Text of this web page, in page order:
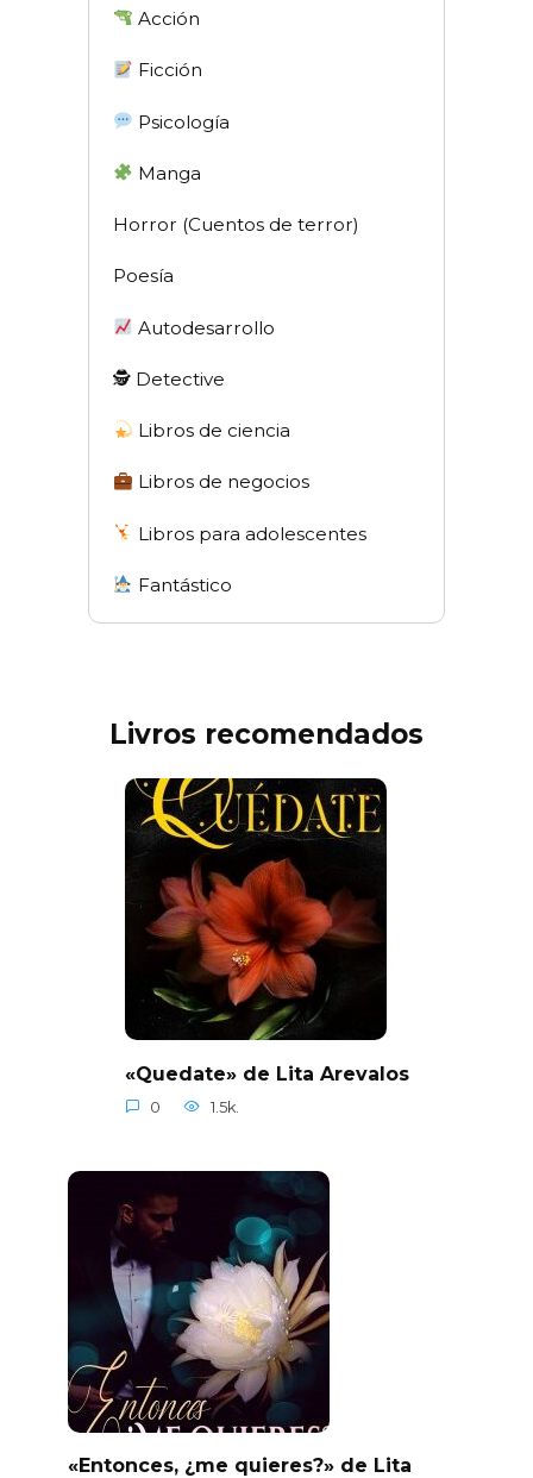
Acción
Ficción
Psicología
Manga
Horror (Cuentos de terror)
Poesía
Autodesarrollo
🕵 Detective
Libros de ciencia
Libros de negocios
Libros para adolescentes
Fantástico
Livros recomendados
«Quedate» de Lita Arevalos
0 1.5k.
«Entonces, ¿me quieres?» de Lita